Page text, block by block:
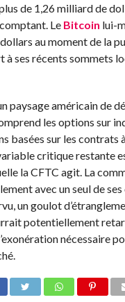
de 1,26 milliard de
Le Bitcoin lui-
au moment de la
à ses récents sommets
paysage américain de
les options sur
basées sur les contrats
critique restante
la CFTC agit. La
avec un seul de ses
un goulot
potentiellement
nécessaire